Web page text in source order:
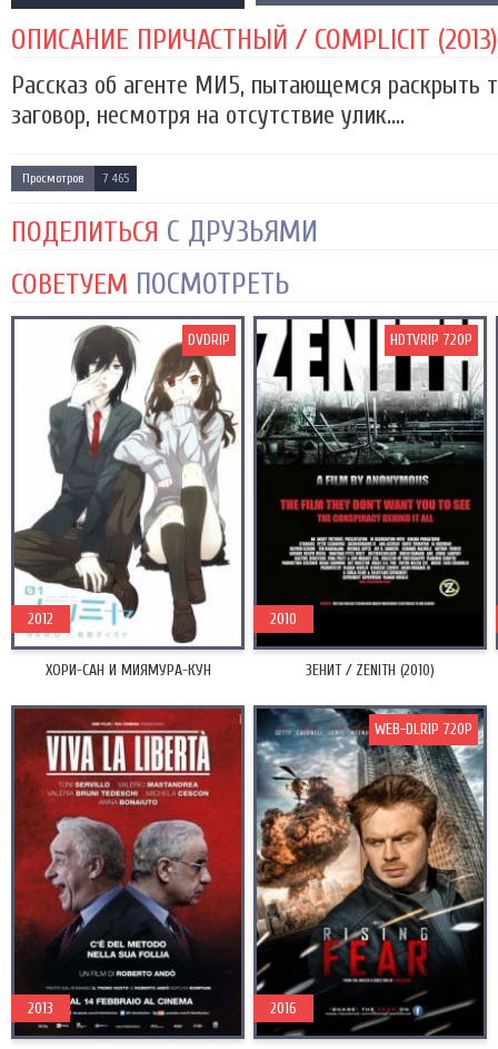
ОПИСАНИЕ ПРИЧАСТНЫЙ / COMPLICIT (2013)
Рассказ об агенте МИ5, пытающемся раскрыть
заговор, несмотря на отсутствие улик....
Просмотров 7 465
ПОДЕЛИТЬСЯ С ДРУЗЬЯМИ
СОВЕТУЕМ ПОСМОТРЕТЬ
ХОРИ-САН И МИЯМУРА-КУН
2012
DVDRIP
ЗЕНИТ / ZENITH (2010)
2010
HDTVRIP 720P
2013 2016
WEB-DLRIP 720P